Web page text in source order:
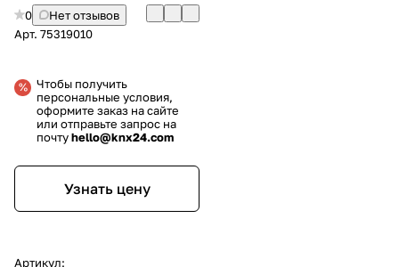
0
Нет отзывов
Арт. 75319010
Чтобы получить
персональные условия,
оформите заказ на сайте
или отправьте запрос на
почтуhello@knx24.com
Узнать цену
Артикул: